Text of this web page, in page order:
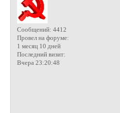
Сообщений: 4412
Провел на форуме:
1 месяц 10 дней
Последний визит:
Вчера 23:20:48